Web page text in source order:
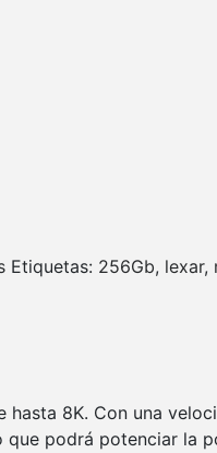
Etiquetas: 256Gb, lexar,
8K. Con una
podrá potenciar la